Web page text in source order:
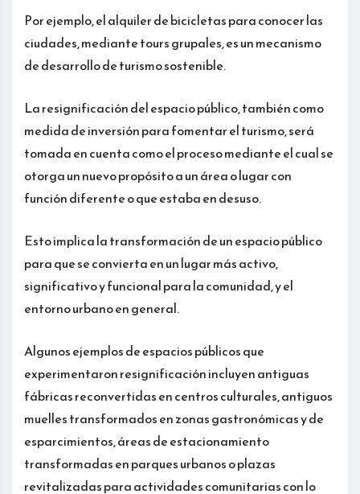
Por ejemplo, el alquiler de bicicletas para conocer las
ciudades, mediante tours grupales, es un mecanismo
de desarrollo de turismo sostenible.
La resignificación del espacio público, también como
medida de inversión para fomentar el turismo, será
tomada en cuenta como el proceso mediante el cual se
otorga un nuevo propósito a un área o lugar con
función diferente o que estaba en desuso.
Esto implica la transformación de un espacio público
para que se convierta en un lugar más activo,
significativo y funcional para la comunidad, y el
entorno urbano en general.
Algunos ejemplos de espacios públicos que
experimentaron resignificación incluyen antiguas
fábricas reconvertidas en centros culturales, antiguos
muelles transformados en zonas gastronómicas y de
esparcimientos, áreas de estacionamiento
transformadas en parques urbanos o plazas
revitalizadas para actividades comunitarias con lo